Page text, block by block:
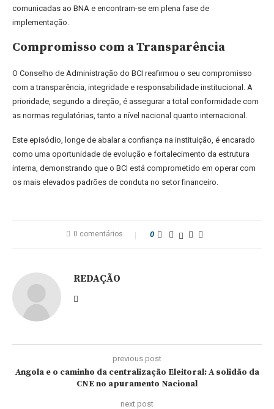
comunicadas ao BNA e encontram-se em plena fase de
implementação.
Compromisso com a Transparência
O Conselho de Administração do BCI reafirmou o seu compromisso
com a transparência, integridade e responsabilidade institucional. A
prioridade, segundo a direção, é assegurar a total conformidade com
as normas regulatórias, tanto a nível nacional quanto internacional.
Este episódio, longe de abalar a confiança na instituição, é encarado
como uma oportunidade de evolução e fortalecimento da estrutura
interna, demonstrando que o BCI está comprometido em operar com
os mais elevados padrões de conduta no setor financeiro.
0 comentários 0
REDAÇÃO
previous post
Angola e o caminho da centralização Eleitoral: A solidão da
CNE no apuramento Nacional
next post